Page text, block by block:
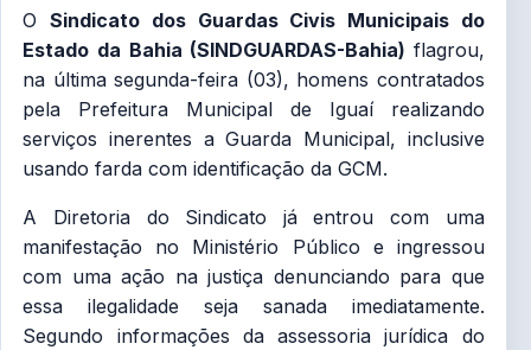
OSindicato dos Guardas Civis Municipais do
Estado da Bahia (SINDGUARDAS-Bahia) flagrou,
na última segunda-feira (03), homens contratados
pela Prefeitura Municipal de Iguaí realizando
serviços inerentes a Guarda Municipal, inclusive
usando farda com identificação da GCM.
A Diretoria do Sindicato já entrou com uma
manifestação no Ministério Público e ingressou
com uma ação na justiça denunciando para que
essa ilegalidade seja sanada imediatamente.
Segundo informações da assessoria jurídica do